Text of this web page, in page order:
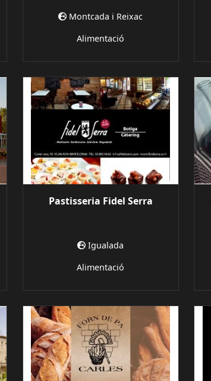
Montcada i Reixac
Alimentació
Pastisseria Fidel Serra
Igualada
Alimentació